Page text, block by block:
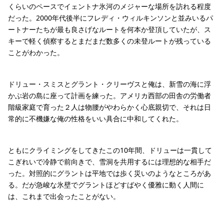
くらいのペースでイェントナ氷河のメジャーな場所を訪れる程度
だった。2000年代後半にフレディ・ウィルキンソンと並みいるパ
ートナーたちが最も良さげなルートを何本か登頂していたが、ス
キーで軽く偵察するとまだまだ数多くの未登ルートが残っている
ことがわかった。
ドリュー・スミスとグラント・クリーヴスと俺は、新雪の海に浮
かぶ岩の島に座って計画を練った。アメリカ西部の田舎の労働者
階級家庭で育った２人は物腰がやわらかく心底親切で、それは日
常的に不機嫌な俺の性格をいい具合に中和してくれた。
ともにクライミングをしてきたこの10年間、ドリューは一貫して
こぎれいで冷静で前向きで、雪洞を共用するには理想的な相手だ
った。対照的にグラントは平地では歩く災いのようなところがあ
る。だが急峻な氷壁でグラントほどすばやく優雅に動く人間に
は、これまで出会ったことがない。